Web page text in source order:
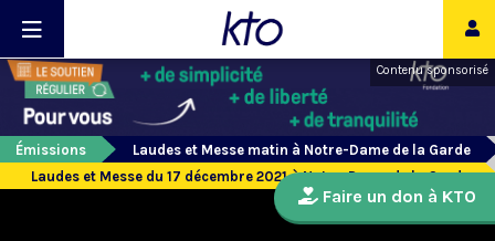
Contenu sponsorisé
Émissions
Laudes et Messe matin à Notre-Dame de la Garde
Laudes et Messe du 17 décembre 2021 à Notre-Dame de la Garde
Faire un don à KTO